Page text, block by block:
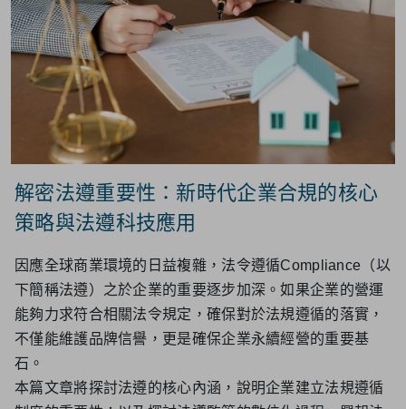
解密法遵重要性：新時代企業合規的核心
策略與法遵科技應用
因應全球商業環境的日益複雜，法令遵循Compliance（以
下簡稱法遵）之於企業的重要逐步加深。如果企業的營運
能夠力求符合相關法令規定，確保對於法規遵循的落實，
不僅能維護品牌信譽，更是確保企業永續經營的重要基
石。
本篇文章將探討法遵的核心內涵，說明企業建立法規遵循